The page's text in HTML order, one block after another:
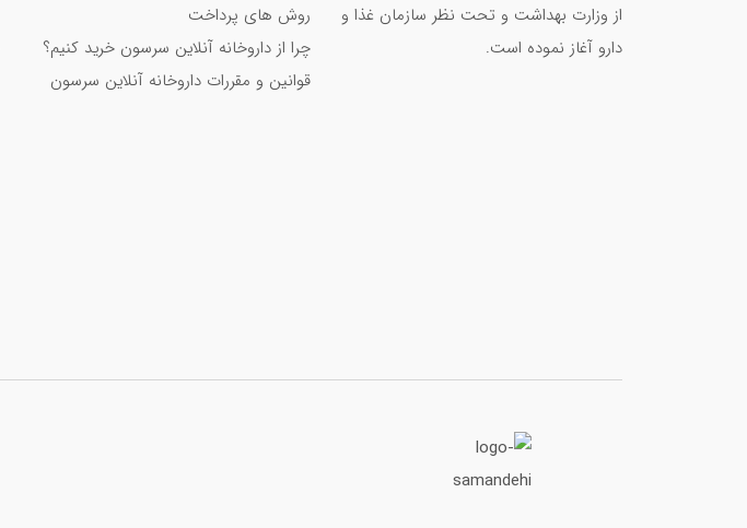
از وزارت بهداشت و تحت نظر سازمان غذا و
دارو آغاز نموده است.
روش های پرداخت
چرا از داروخانه آنلاین سرسون خرید کنیم؟
قوانین و مقررات داروخانه آنلاین سرسون